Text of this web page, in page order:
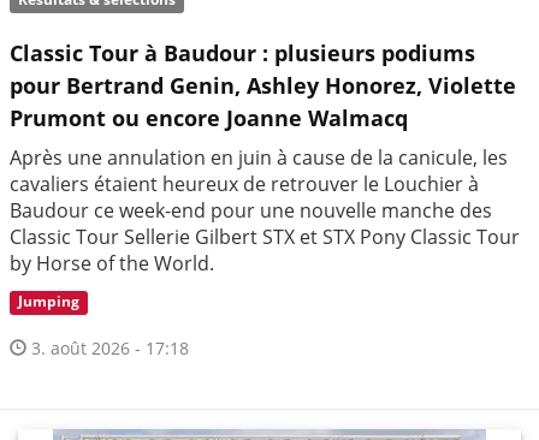
Classic Tour à Baudour : plusieurs podiums
pour Bertrand Genin, Ashley Honorez, Violette
Prumont ou encore Joanne Walmacq
Après une annulation en juin à cause de la canicule, les
cavaliers étaient heureux de retrouver le Louchier à
Baudour ce week-end pour une nouvelle manche des
Classic Tour Sellerie Gilbert STX et STX Pony Classic Tour
by Horse of the World.
Jumping
3. août 2026 - 17:18